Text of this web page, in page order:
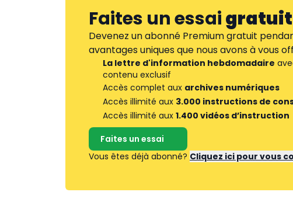
Faites un essaigratuit
Devenez un abonné Premium gratuit
avantages uniques que nous avons à vous
La lettre d'information hebdomadaire
contenu exclusif
Accès complet aux archives numériques
Accès illimité aux 3.000 instructions de
Accès illimité aux 1.400 vidéos d’instruction
Faites un essai
Vous êtes déjà abonné? Cliquez ici pour vous